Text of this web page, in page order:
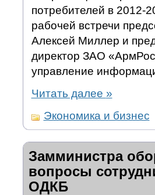
потребителей в 2012-
рабочей встречи
Алексей Миллер и
директор ЗАО
управление
Читать далее »
Экономика и бизнес
Замминистра
вопросы
ОДКБ